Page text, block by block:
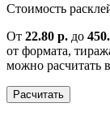
Cтоимость
От 22.80 р. до
от формата,
можно расчитать
Расчитать